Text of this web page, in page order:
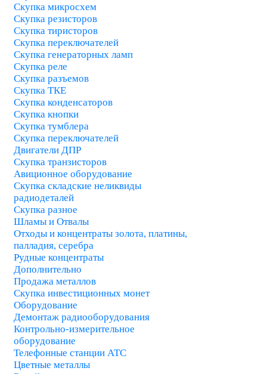
Скупка микросхем
Скупка резисторов
Скупка тиристоров
Скупка переключателей
Скупка генераторных ламп
Скупка реле
Скупка разъемов
Скупка ТКЕ
Скупка конденсаторов
Скупка кнопки
Скупка тумблера
Скупка переключателей
Двигатели ДПР
Скупка транзисторов
Авиционное оборудование
Скупка cкладские неликвиды
радиодеталей
Скупка разное
Шламы и Отвалы
Отходы и концентраты золота, платины,
палладия, серебра
Рудные концентраты
Дополнительно
Продажа металлов
Скупка инвестиционных монет
Оборудование
Демонтаж радиооборудования
Контрольно-измерительное
оборудование
Телефонные станции АТС
Цветные металлы